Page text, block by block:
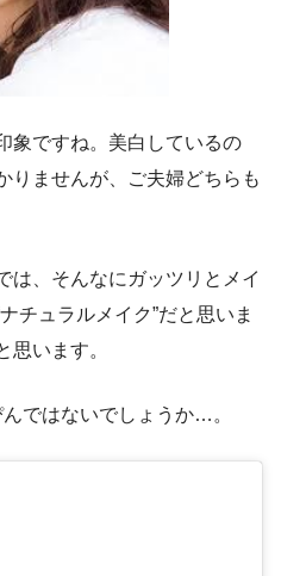
象ですね。美白しているの
りませんが、ご夫婦どちらも
は、そんなにガッツリとメイ
チュラルメイク”だと思いま
思います。
ではないでしょうか…。